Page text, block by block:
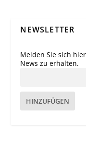
NEWSLETTER
Melden Sie sich
News zu erhalten.
HINZUFÜGEN